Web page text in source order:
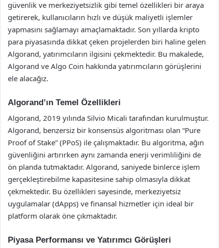
güvenlik ve merkeziyetsizlik gibi temel özellikleri bir araya
getirerek, kullanıcıların hızlı ve düşük maliyetli işlemler
yapmasını sağlamayı amaçlamaktadır. Son yıllarda kripto
para piyasasında dikkat çeken projelerden biri haline gelen
Algorand, yatırımcıların ilgisini çekmektedir. Bu makalede,
Algorand ve Algo Coin hakkında yatırımcıların görüşlerini
ele alacağız.
Algorand’ın Temel Özellikleri
Algorand, 2019 yılında Silvio Micali tarafından kurulmuştur.
Algorand, benzersiz bir konsensüs algoritması olan “Pure
Proof of Stake” (PPoS) ile çalışmaktadır. Bu algoritma, ağın
güvenliğini artırırken aynı zamanda enerji verimliliğini de
ön planda tutmaktadır. Algorand, saniyede binlerce işlem
gerçekleştirebilme kapasitesine sahip olmasıyla dikkat
çekmektedir. Bu özellikleri sayesinde, merkeziyetsiz
uygulamalar (dApps) ve finansal hizmetler için ideal bir
platform olarak öne çıkmaktadır.
Piyasa Performansı ve Yatırımcı Görüşleri